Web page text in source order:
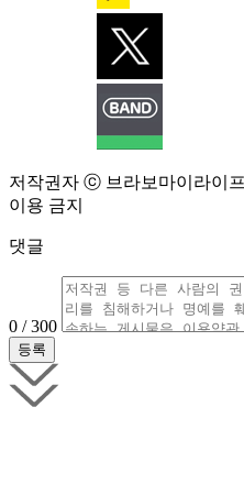
저작권자 ⓒ 브라보마이라이
이용 금지
댓글
0 / 300